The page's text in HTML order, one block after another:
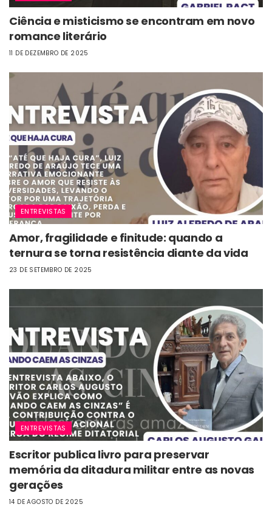
Ciência e misticismo se encontram em novo
romance literário
11 DE DEZEMBRO DE 2025
ENTREVISTAS
Amor, fragilidade e finitude: quando a
ternura se torna resistência diante da vida
23 DE SETEMBRO DE 2025
ENTREVISTAS
Escritor publica livro para preservar
memória da ditadura militar entre as novas
gerações
14 DE AGOSTO DE 2025